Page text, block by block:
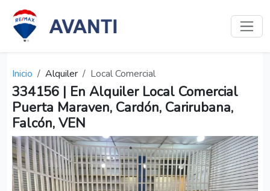
Inicio Alquiler Local Comercial
334156 | En Alquiler Local Comercial
Puerta Maraven, Cardón, Carirubana,
Falcón, VEN